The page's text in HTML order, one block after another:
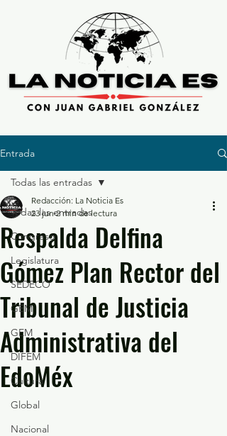
Entrada
Todas las entradas
Congreso
Legislatura
SEDECO
GEM
GEM
DIFEM
Cultura
Global
Nacional
Todas las entradas
Respalda Delfina
Gómez Plan Rector del
Tribunal de Justicia
Administrativa del
EdoMéx
Redacción: La Noticia Es
23 jun 2 min de lectura